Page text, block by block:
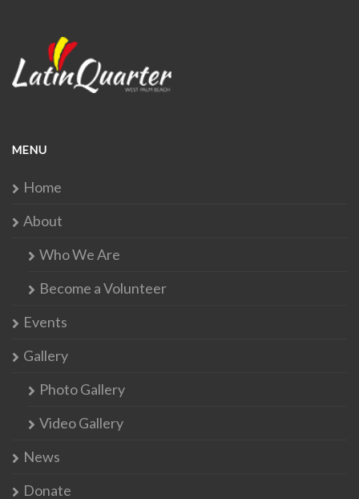
MENU
Home
About
Who We Are
Become a Volunteer
Events
Gallery
Photo Gallery
Video Gallery
News
Donate